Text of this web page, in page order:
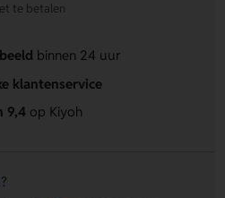
te betalen
binnen 24 uur
klantenservice
9,4op Kiyoh